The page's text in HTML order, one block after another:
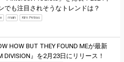
でも注目されそうなトレンドは？
main Kim Petras
HOW BUT THEY FOUND MEが最新
DIVISION』を2月23日にリリース！